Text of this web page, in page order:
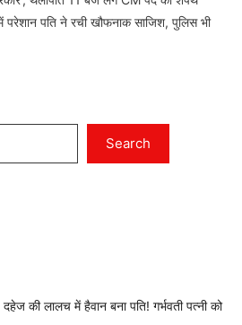
पति ने रची खौफनाक साजिश, पुलिस भी
Search
की लालच में हैवान बना पति! गर्भवती पत्नी को